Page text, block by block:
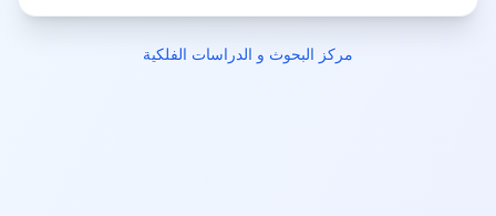
مرکز البحوث و الدراسات الفلکیة